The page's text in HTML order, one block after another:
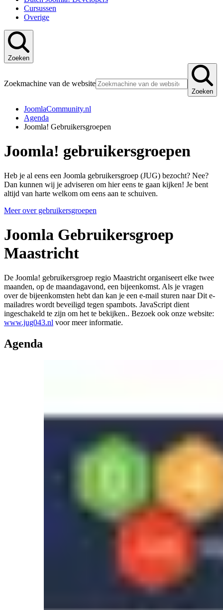
Cursussen
Overige
Zoeken
Zoekmachine van de website
Zoeken
JoomlaCommunity.nl
Agenda
Joomla! Gebruikersgroepen
Joomla! gebruikersgroepen
Heb je al eens een Joomla gebruikersgroep (JUG) bezocht? Nee?
Dan kunnen wij je adviseren om hier eens te gaan kijken! Je bent
altijd van harte welkom om eens aan te schuiven.
Meer over gebruikersgroepen
Joomla Gebruikersgroep
Maastricht
De Joomla! gebruikersgroep regio Maastricht organiseert elke twee
maanden, op de maandagavond, een bijeenkomst. Als je vragen
over de bijeenkomsten hebt dan kan je een e-mail sturen naarDit e-
mailadres wordt beveiligd tegen spambots. JavaScript dient
ingeschakeld te zijn om het te bekijken.. Bezoek ook onze website:
www.jug043.nl voor meer informatie.
Agenda